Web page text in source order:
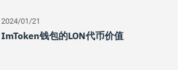
2024/01/21
ImToken钱包的LON代币价值